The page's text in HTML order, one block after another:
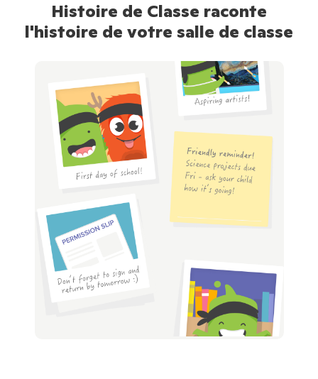
Histoire de Classe raconte
l'histoire de votre salle de classe